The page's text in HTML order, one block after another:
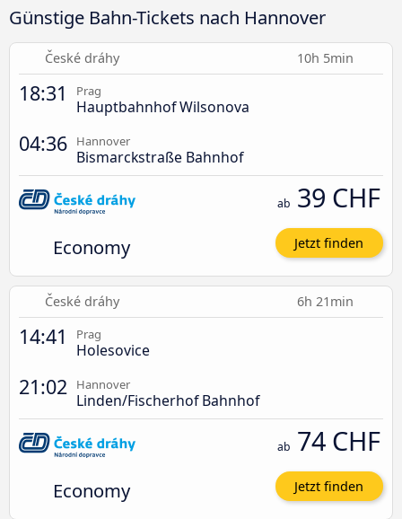
Günstige Bahn-Tickets nach Hannover
České dráhy 10h 5min
18:31 Prag
Hauptbahnhof Wilsonova
04:36 Hannover
Bismarckstraße Bahnhof
Economy
ab 39 CHF
Jetzt finden
České dráhy 6h 21min
14:41 Prag
Holesovice
21:02 Hannover
Linden/Fischerhof Bahnhof
Economy
ab 74 CHF
Jetzt finden